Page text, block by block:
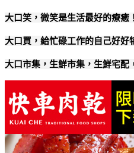
大口笑，微笑是生活最好的療癒
大口買，給忙碌工作的自己好好
大口市集，生鮮市集，生鮮宅配